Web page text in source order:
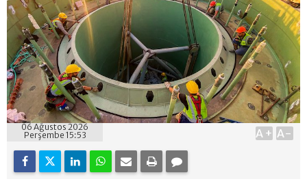
06 Ağustos 2026
Perşembe 15:53
A+ A-